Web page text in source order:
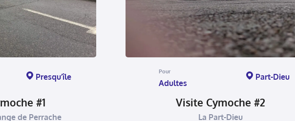
Presqu’île
#1
de Perrache
Pour
Adultes
Part-Dieu
Visite Cymoche #2
La Part-Dieu